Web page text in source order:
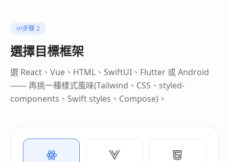
步驟 2
選擇目標框架
選 React、Vue、HTML、SwiftUI、Flutter 或 Android
—— 再挑一種樣式風味(Tailwind、CSS、styled-
components、Swift styles、Compose)。